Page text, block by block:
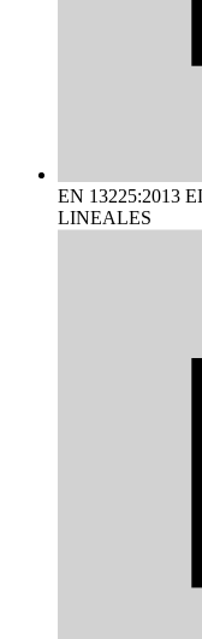
EN 13225:2013
LINEALES